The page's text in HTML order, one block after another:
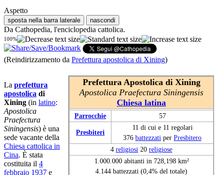
Aspetto
sposta nella barra laterale nascondi
Da Cathopedia, l'enciclopedia cattolica.
100%
(Reindirizzamento da Prefettura apostolica di Xining)
Prefettura Apostolica di Xining
Apostolica Praefectura Siningensis
Chiesa latina
Parrocchie 57
Presbiteri
11 di cui e 11 regolari
376 battezzati per Presbitero
4 religiosi 20 religiose
1.000.000 abitanti in 728,198 km²
4.144 battezzati (0,4% del totale)
La prefettura
apostolica di
Xining (in latino:
Apostolica
Praefectura
Siningensis) è una
sede vacante della
Chiesa cattolica in
Cina. È stata
costituita il 4
febbraio 1937 e